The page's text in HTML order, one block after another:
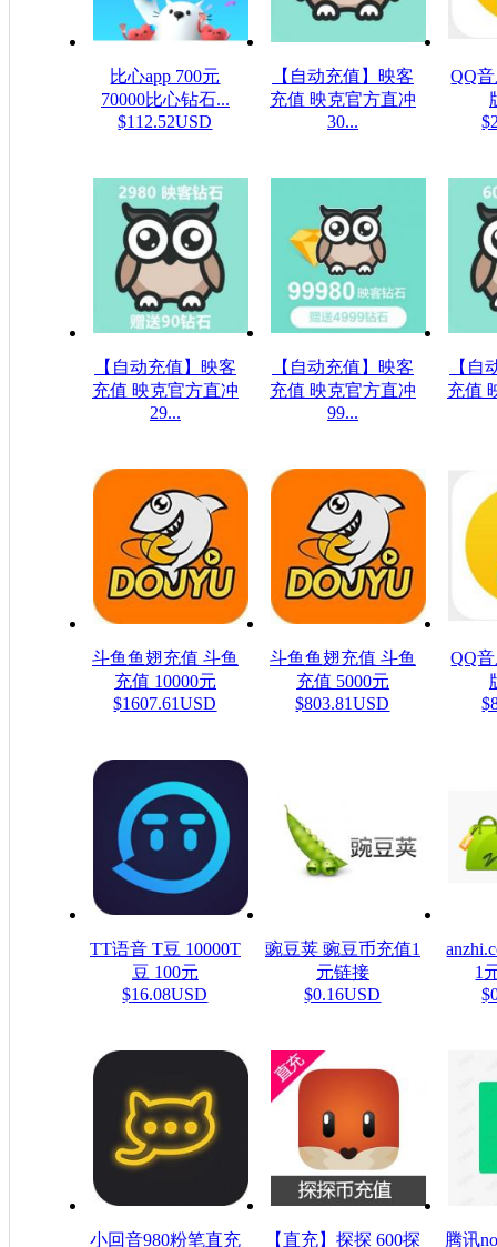
比心app 700元
70000比心钻石...
$112.52USD
【自动充值】映客
充值 映克官方直冲
30...
QQ
【自动充值】映客
充值 映克官方直冲
29...
【自动充值】映客
充值 映克官方直冲
99...
【自
充值
斗鱼鱼翅充值 斗鱼
充值 10000元
$1607.61USD
斗鱼鱼翅充值 斗鱼
充值 5000元
$803.81USD
QQ
TT语音 T豆 10000T
豆 100元
$16.08USD
豌豆荚 豌豆币充值1
元链接
$0.16USD
1
小回音980粉笔直充
【直充】探探 600探
腾讯